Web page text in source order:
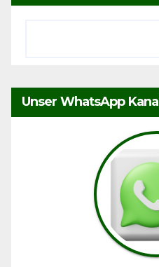
Unser WhatsApp Kanal